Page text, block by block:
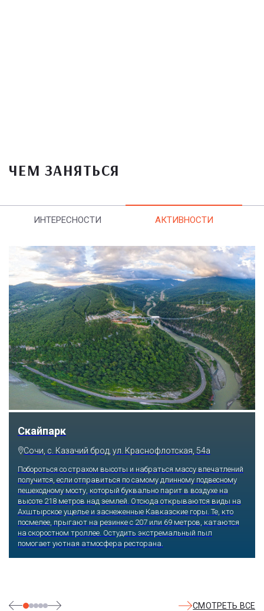
ЧЕМ ЗАНЯТЬСЯ
ИНТЕРЕСНОСТИ АКТИВНОСТИ
Парк «Ривьера»
Сочи, ул. Егорова, 1/6, микрорайон Центральный
Куда бы ни упал взгляд человека, он обязательно увидит здесь
что-то интересное, достойное занять значительное место в его
памяти и сердце. В парке множество привлекательных
скульптур, он всегда утопает в зелени и цветах. Не сосчитать
детских радостей: горок, каруселей, различных аттракционов.
Здесь комфортно заниматься спортом: есть теннисные корты и
уличные тренажеры.
СМОТРЕТЬ ВСЕ